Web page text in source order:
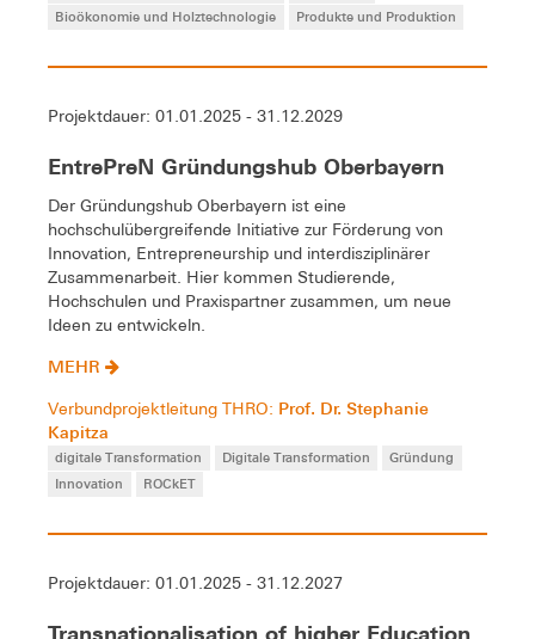
Bioökonomie und Holztechnologie
Produkte und Produktion
Projektdauer: 01.01.2025 - 31.12.2029
EntrePreN Gründungshub Oberbayern
Der Gründungshub Oberbayern ist eine
hochschulübergreifende Initiative zur Förderung von
Innovation, Entrepreneurship und interdisziplinärer
Zusammenarbeit. Hier kommen Studierende,
Hochschulen und Praxispartner zusammen, um neue
Ideen zu entwickeln.
MEHR
Verbundprojektleitung THRO: Prof. Dr. Stephanie
Kapitza
digitale Transformation Digitale Transformation
Gründung
Innovation
ROCkET
Projektdauer: 01.01.2025 - 31.12.2027
Transnationalisation of higher Education